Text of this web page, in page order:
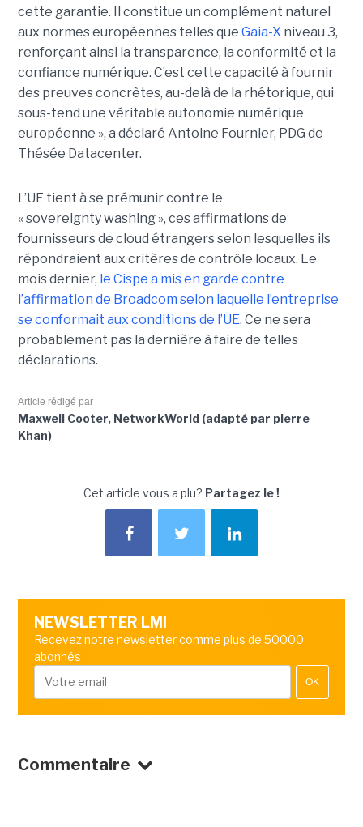
cette garantie. Il constitue un complément naturel
aux normes européennes telles que Gaia-Xniveau 3,
renforçant ainsi la transparence, la conformité et la
confiance numérique. C’est cette capacité à fournir
des preuves concrètes, au-delà de la rhétorique, qui
sous-tend une véritable autonomie numérique
européenne », a déclaré Antoine Fournier, PDG de
Thésée Datacenter.
L’UE tient à se prémunir contre le
« sovereignty washing », ces affirmations de
fournisseurs de cloud étrangers selon lesquelles ils
répondraient aux critères de contrôle locaux. Le
mois dernier, le Cispe a mis en garde contre
l’affirmation de Broadcom selon laquelle l’entreprise
se conformait aux conditions de l’UE. Ce ne sera
probablement pas la dernière à faire de telles
déclarations.
Article rédigé par
Maxwell Cooter, NetworkWorld (adapté par pierre
Khan)
Cet article vous a plu? Partagez le !
NEWSLETTER LMI
Recevez notre newsletter comme plus de 50000
abonnés
OK
Commentaire